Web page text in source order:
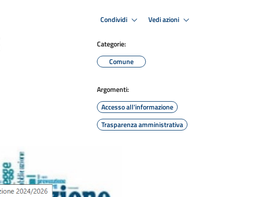
Condividi Vedi azioni
Categorie:
Comune
Argomenti:
Accesso all'informazione
Trasparenza amministrativa